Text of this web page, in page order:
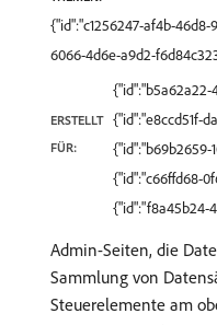
{"id":"c1256247-af4b-46d8-
6066-4d6e-a9d2-
ERSTELLT
FÜR:
{"id":"b5a62a22-
{"id":"e8ccd51f-
{"id":"b69b2659-
{"id":"c66ffd68-
{"id":"f8a45b24-
Admin-Seiten, die
Sammlung von
Steuerelemente am